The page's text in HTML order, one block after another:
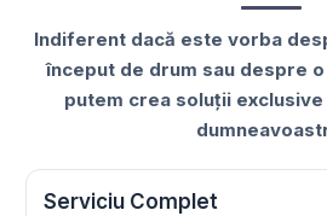
Indiferent dacă este vorba
început de drum sau despre
putem crea soluții
Serviciu Complet